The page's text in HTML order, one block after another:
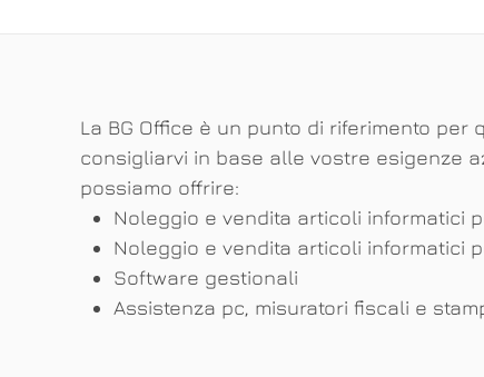
La BG Office è un punto di riferimento
consigliarvi in base alle vostre esigenze
possiamo offrire:
Noleggio e vendita articoli informatici
Noleggio e vendita articoli informatici
Software gestionali
Assistenza pc, misuratori fiscali e